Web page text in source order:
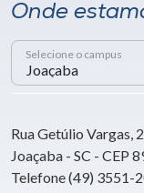
Onde
Selecione o campus
Rua Getúlio Vargas,
Joaçaba - SC - CEP
Telefone (49) 3551-